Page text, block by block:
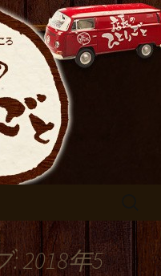
酒屋【店長の
ログ
しがおすすめで
2018年5